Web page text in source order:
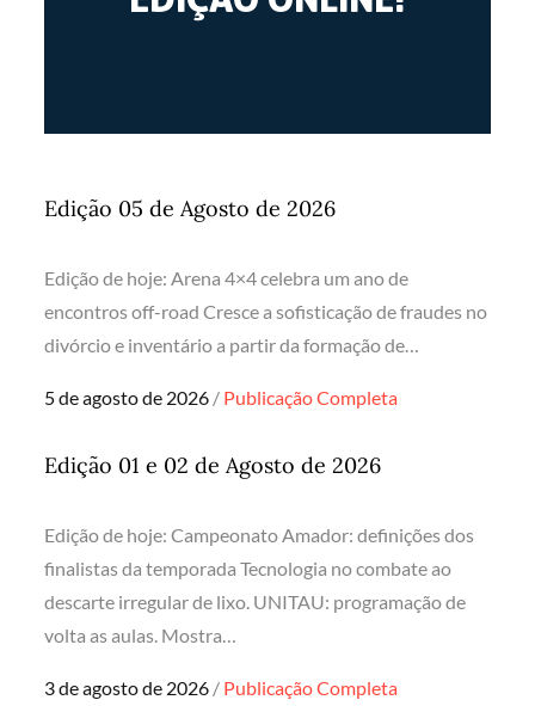
Edição 05 de Agosto de 2026
Edição de hoje: Arena 4×4 celebra um ano de
encontros off-road Cresce a sofisticação de fraudes no
divórcio e inventário a partir da formação de…
Posted
5 de agosto de 2026 Publicação Completa
Edição 01 e 02 de Agosto de 2026
Edição de hoje: Campeonato Amador: definições dos
finalistas da temporada Tecnologia no combate ao
descarte irregular de lixo. UNITAU: programação de
volta as aulas. Mostra…
Posted
3 de agosto de 2026 Publicação Completa